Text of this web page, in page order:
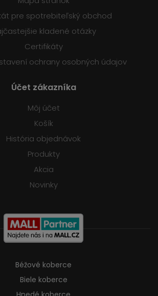
pre spotrebiteľský obchod
kladené otázky
Certifikáty
ochrany osobných údajov
Účet zákazníka
Môj účet
Košík
História objednávok
Produkty
Akcia
Novinky
Béžové koberce
Biele koberce